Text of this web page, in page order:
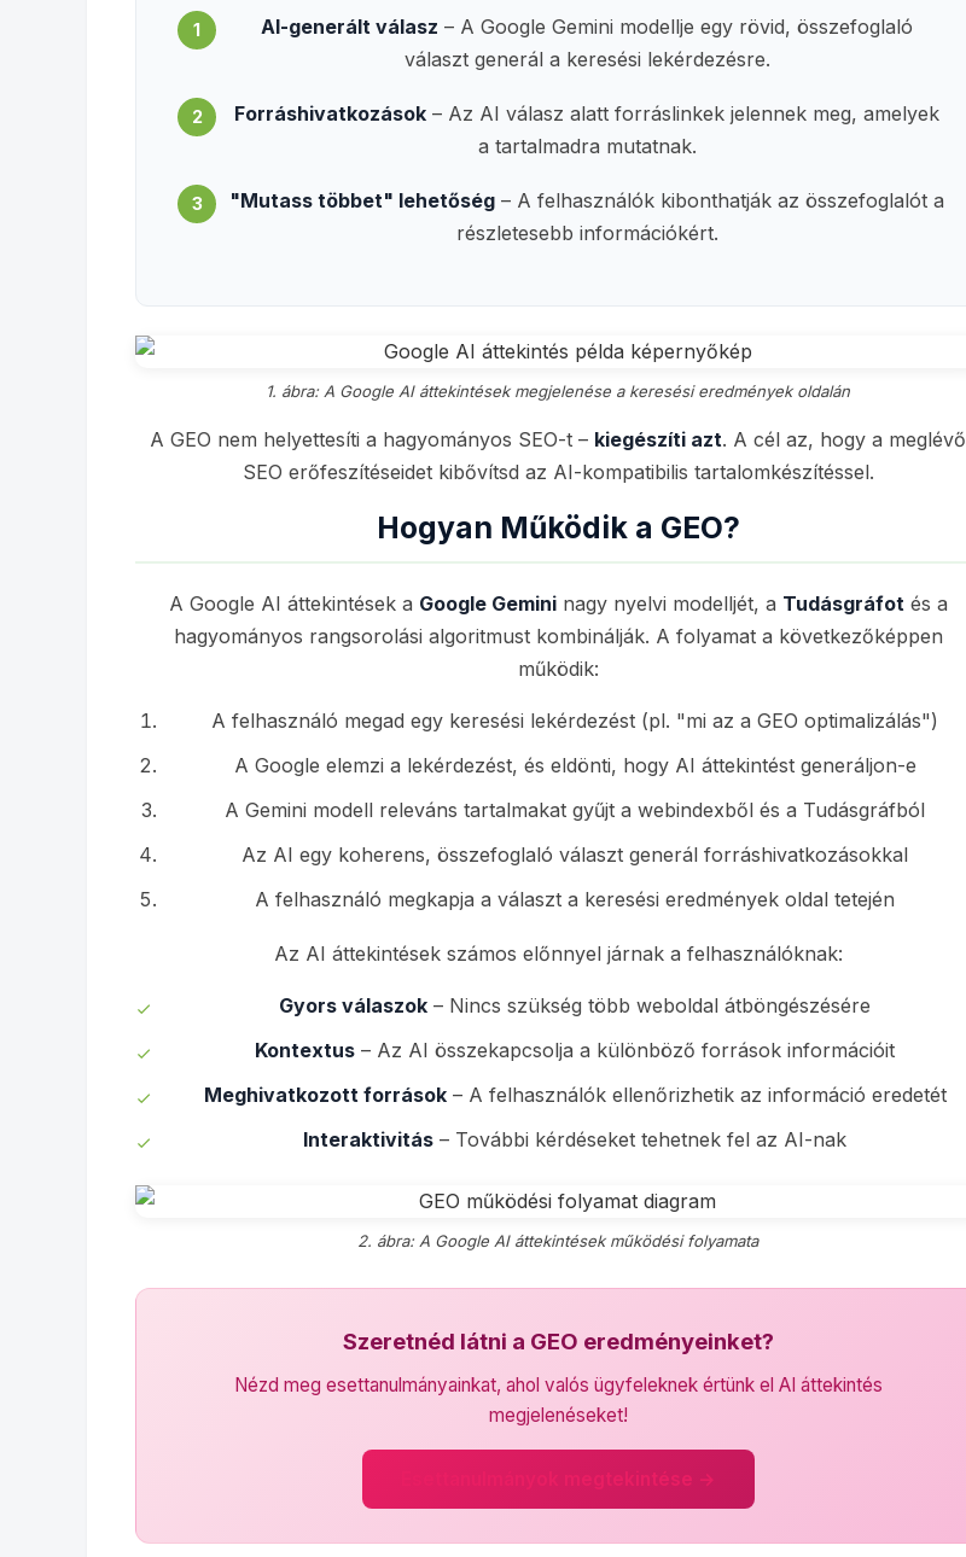
1 AI-generált válasz – A Google Gemini modellje egy rövid, összefoglaló
választ generál a keresési lekérdezésre.
2 Forráshivatkozások – Az AI válasz alatt forráslinkek jelennek meg, amelyek
a tartalmadra mutatnak.
3 "Mutass többet" lehetőség – A felhasználók kibonthatják az összefoglalót a
részletesebb információkért.
1. ábra: A Google AI áttekintések megjelenése a keresési eredmények oldalán
A GEO nem helyettesíti a hagyományos SEO-t – kiegészíti azt. A cél az, hogy a meglévő
SEO erőfeszítéseidet kibővítsd az AI-kompatibilis tartalomkészítéssel.
Hogyan Működik a GEO?
A Google AI áttekintések a Google Gemininagy nyelvi modelljét, a Tudásgráfotés a
hagyományos rangsorolási algoritmust kombinálják. A folyamat a következőképpen
működik:
A felhasználó megad egy keresési lekérdezést (pl. "mi az a GEO optimalizálás")
A Google elemzi a lekérdezést, és eldönti, hogy AI áttekintést generáljon-e
A Gemini modell releváns tartalmakat gyűjt a webindexből és a Tudásgráfból
Az AI egy koherens, összefoglaló választ generál forráshivatkozásokkal
A felhasználó megkapja a választ a keresési eredmények oldal tetején
Az AI áttekintések számos előnnyel járnak a felhasználóknak:
Gyors válaszok – Nincs szükség több weboldal átböngészésére
Kontextus – Az AI összekapcsolja a különböző források információit
Meghivatkozott források– A felhasználók ellenőrizhetik az információ eredetét
Interaktivitás – További kérdéseket tehetnek fel az AI-nak
2. ábra: A Google AI áttekintések működési folyamata
Szeretnéd látni a GEO eredményeinket?
Nézd meg esettanulmányainkat, ahol valós ügyfeleknek értünk el AI áttekintés
megjelenéseket!
Esettanulmányok megtekintése →